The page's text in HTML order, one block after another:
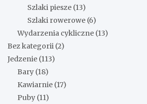
Szlaki piesze (13)
Szlaki rowerowe (6)
Wydarzenia cykliczne (13)
Bez kategorii (2)
Jedzenie (113)
Bary (18)
Kawiarnie (17)
Puby (11)